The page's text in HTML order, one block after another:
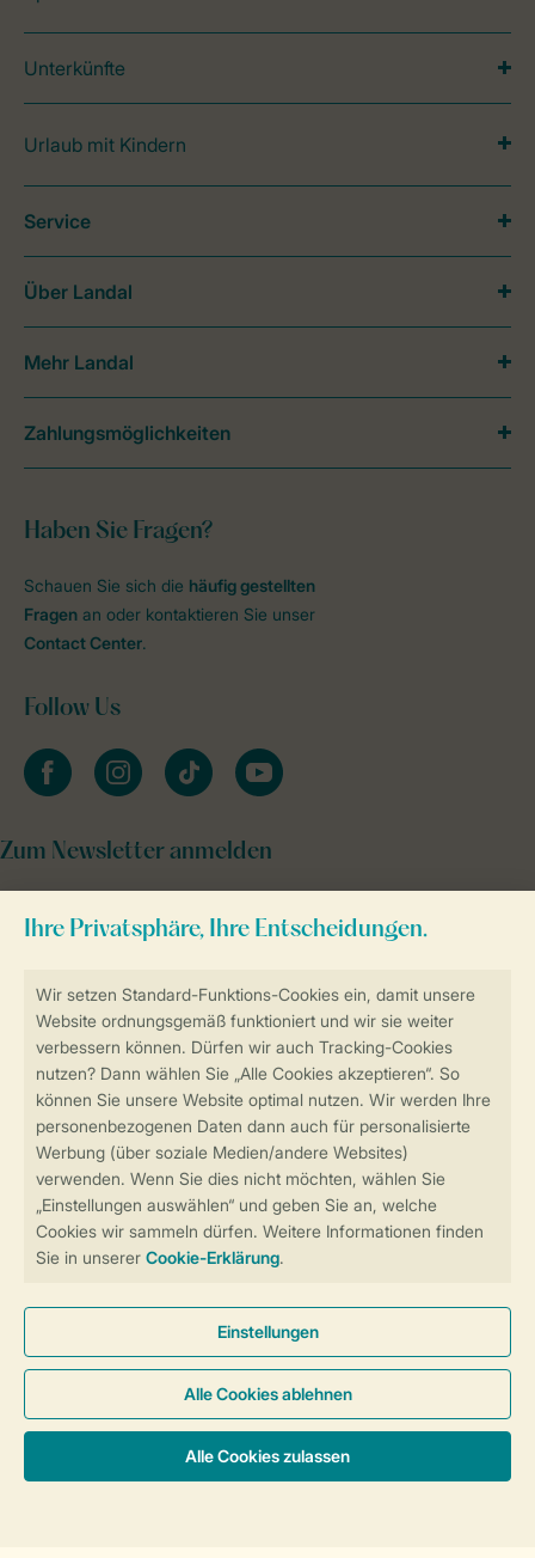
Sicherstellung Deiner Privatsphäre
Sicher und schnell zur Online-Buchung
Sichere Datenübertragung
Sicheres Bezahlen
Unterkünfte
Urlaub mit Kindern
Haben Sie Fragen?
Schauen Sie sich die häufig gestellten
Fragen an oder kontaktieren Sie unser
Contact Center.
Follow Us
facebookinstagramtiktok youtube
Zum Newsletter anmelden
Service
Über Landal
Mehr Landal
Zahlungsmöglichkeiten
Cookies und Banner
Barrierefreiheit
© 2026 Landal GreenParks GmbH